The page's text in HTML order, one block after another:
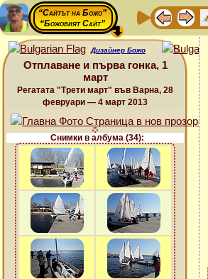
“Сайтът на Божо”
“Божовият Сайт”
Дизайнер Божо
Отплаване и първа гонка, 1
март
Регатата "Трети март" във Варна, 28
февруари — 4 март 2013
Снимки в албума (34):